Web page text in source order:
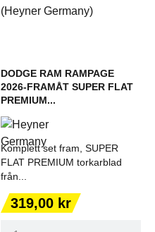
DODGE RAM RAMPAGE
2026-FRAMÅT SUPER FLAT
PREMIUM...
Komplett set fram, SUPER
FLAT PREMIUM torkarblad
från...
Pris
319,00 kr